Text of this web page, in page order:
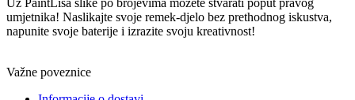
Uz PaintLisa slike po brojevima možete stvarati poput pravog
umjetnika! Naslikajte svoje remek-djelo bez prethodnog iskustva,
napunite svoje baterije i izrazite svoju kreativnost!
Važne poveznice